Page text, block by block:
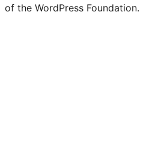
of the WordPress Foundation.